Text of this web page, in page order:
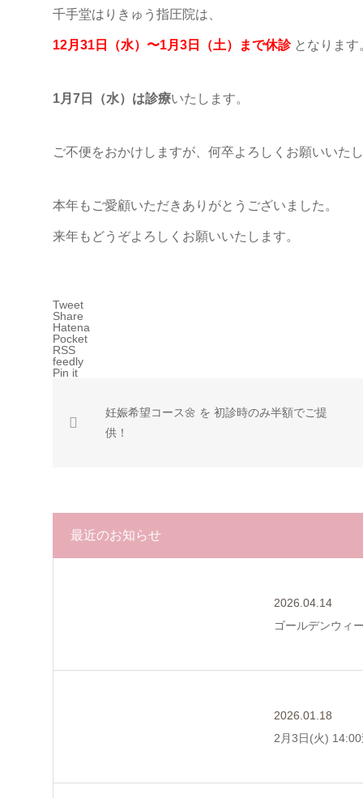
千手堂はりきゅう指圧院は、
12月31日（水）〜1月3日（土）まで休診となります
1月7日（水）は診療いたします。
ご不便をおかけしますが、何卒よろしくお願いいた
本年もご愛顧いただきありがとうございました。
来年もどうぞよろしくお願いいたします。
Tweet
Share
Hatena
Pocket
RSS
feedly
Pin it
妊娠希望コース🌼 を 初診時のみ半額でご提
供！
最近のお知らせ
2026.04.14
ゴールデンウィ
2026.01.18
2月3日(火)